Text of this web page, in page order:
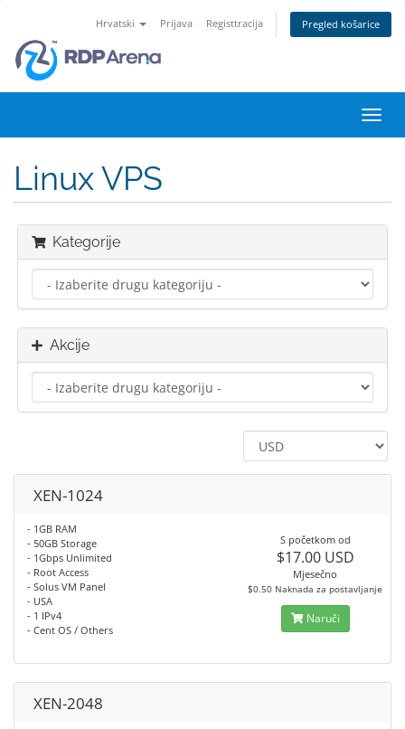
Hrvatski Prijava Registtracija Pregled košarice
Linux VPS
Kategorije
Akcije
XEN-1024
- 1GB RAM
- 50GB Storage
- 1Gbps Unlimited
- Root Access
- Solus VM Panel
- USA
- 1 IPv4
- Cent OS / Others
S početkom od
$17.00 USD
Mjesečno
$0.50 Naknada za postavljanje
Naruči
XEN-2048